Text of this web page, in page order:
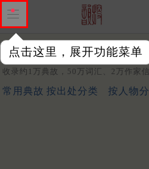
点击这里，展开功能菜单
关键词：
收录约1万典故，50万词汇、2万作家
常用典故 按出处分类 按人物